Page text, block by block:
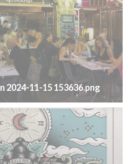
2024-11-15 153636.png